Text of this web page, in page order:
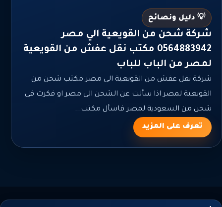
💡 دليل ونصائح
شركة شحن من القويعية الي مصر
0564883942 مكتب نقل عفش من القويعية
لمصر من الباب للباب
شركة نقل عفش من القويعية الى مصر مكتب شحن من
القويعية لمصر اذا سألت عن الشحن الى مصر او فكرت فى
شحن من السعودية لمصر فاسأل مكتب...
تعرف على المزيد